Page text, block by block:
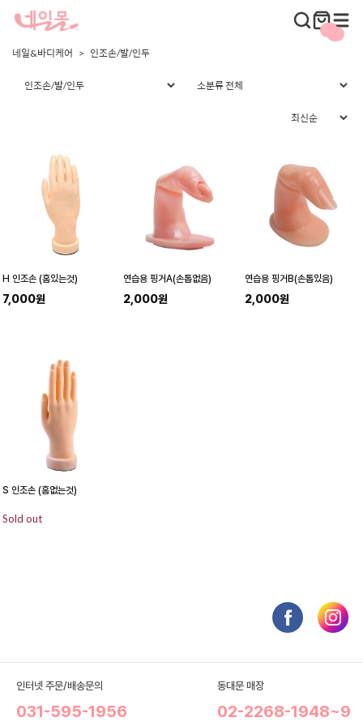
네일&바디케어 인조손/발/인두
H 인조손 (홈있는것)
7,000원
연습용 핑거A(손톱없음)
2,000원
연습용 핑거B(손톱있음)
2,000원
S 인조손 (홈없는것)
Sold out
인터넷 주문/배송문의
031-595-1956
동대문 매장
02-2268-1948~9